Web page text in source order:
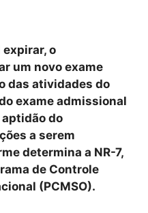
expirar, o
um novo exame
das atividades do
exame admissional
do
a serem
determina a NR-7,
de Controle
(PCMSO).